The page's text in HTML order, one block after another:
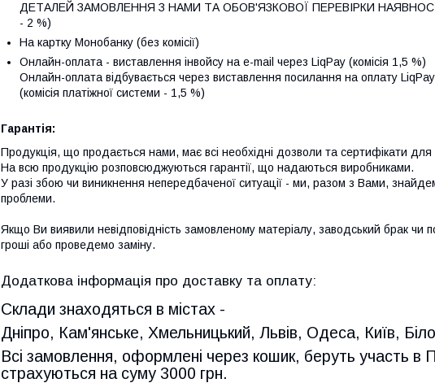
ДЕТАЛЕЙ ЗАМОВЛЕННЯ З НАМИ ТА ОБОВ'ЯЗКОВОЇ ПЕРЕВІРКИ НАЯВНОСТІ
- 2 %)
На картку Монобанку (без комісії)
Онлайн-оплата - виставлення інвойсу на e-mail через LiqPay (комісія 1,5 %)
Онлайн-оплата відбувається через виставлення посилання на оплату
(комісія платіжної системи - 1,5 %)
Гарантія:
Продукція, що продається нами, має всі необхідні дозволи та сертифікати для
На всю продукцію розповсюджуються гарантії, що надаються виробниками.
У разі збою чи виникнення непередбаченої ситуації - ми, разом з Вами,
проблеми.
Якщо Ви виявили невідповідність замовленому матеріалу, заводський брак
гроші або проведемо заміну.
Склади знаходяться в містах -
Дніпро, Кам'янське, Хмельницький, Львів, Одеса, Київ,
Всі замовлення, оформлені через кошик, беруть участь в
страхуються на суму 3000 грн.